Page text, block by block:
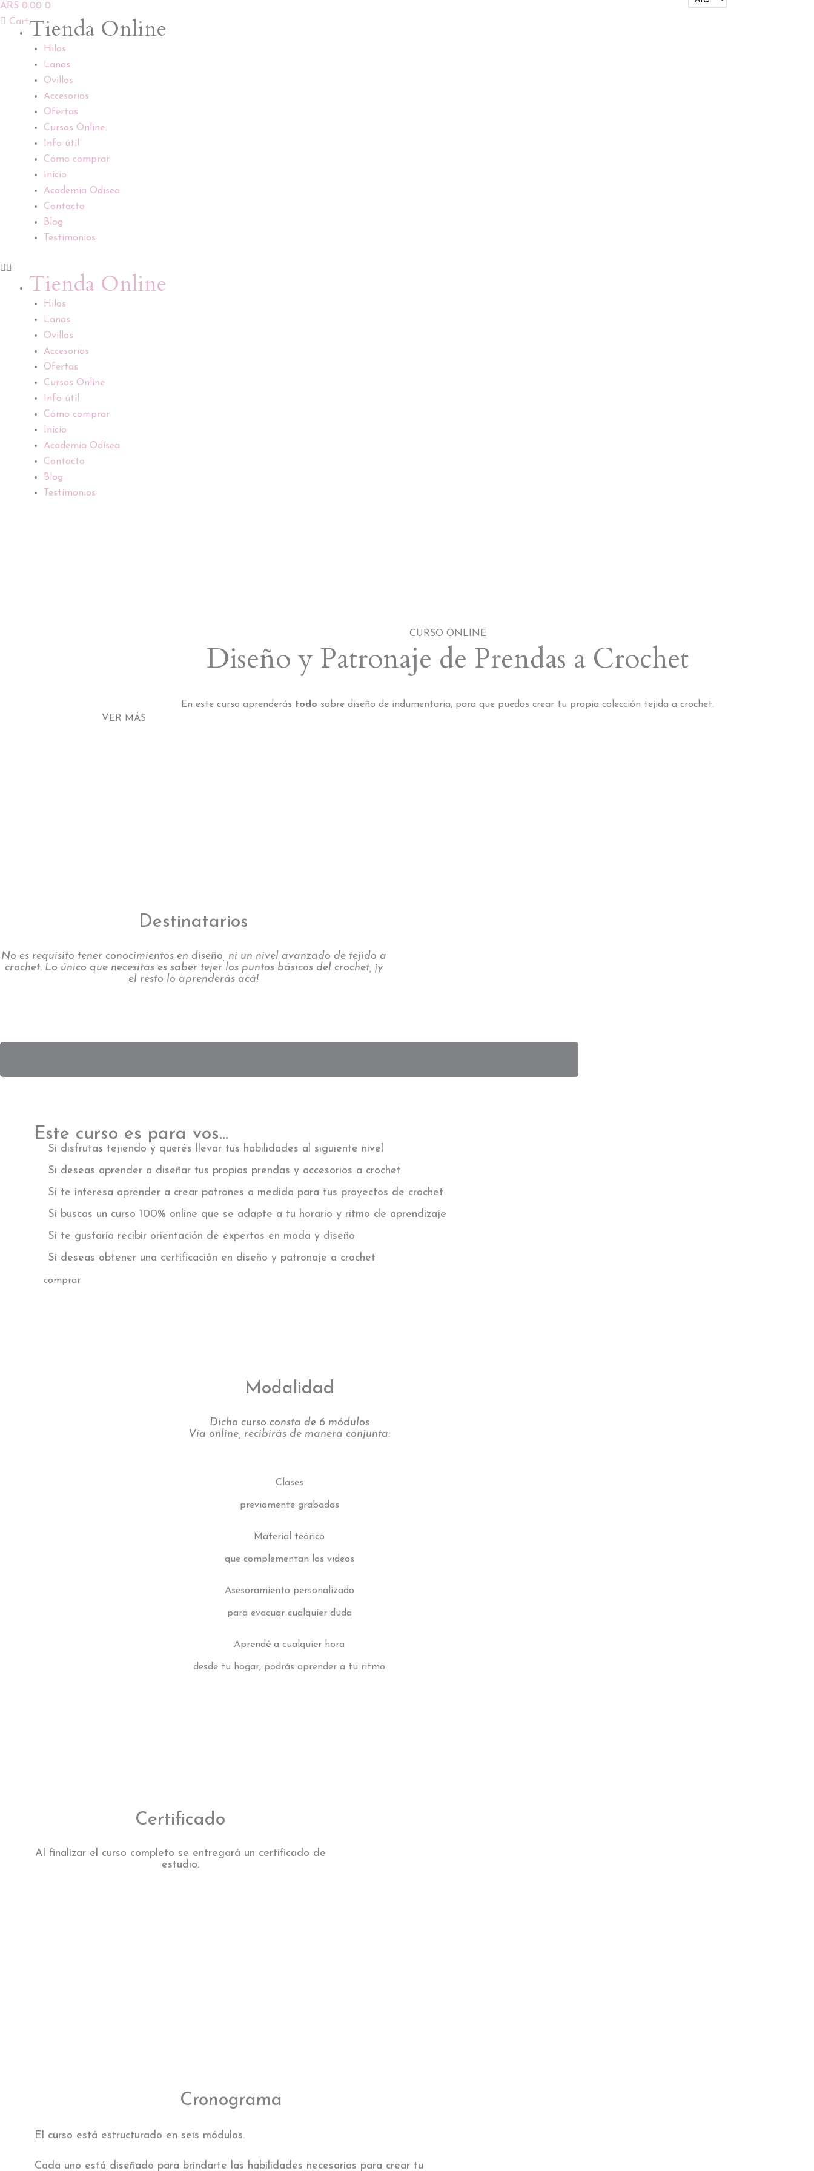
Ir
al
contenido
ARS 0.00 0
CartTienda Online
Hilos
Lanas
Ovillos
Accesorios
Ofertas
Cursos Online
Info útil
Cómo comprar
Inicio
Academia Odisea
Contacto
Blog
Testimonios
Tienda Online
Hilos
Lanas
Ovillos
Accesorios
Ofertas
Cursos Online
Info útil
Cómo comprar
Inicio
Academia Odisea
Contacto
Blog
Testimonios
CURSO ONLINE
Diseño y Patronaje de Prendas a Crochet
En este curso aprenderás todo sobre diseño de indumentaria, para que puedas crear tu propia colección tejida a crochet.
VER MÁS
Destinatarios
No es requisito tener conocimientosen diseño, ni un nivel avanzado de tejido a
crochet. Lo único que necesitas es saber tejer los puntos básicos del crochet, ¡y
el resto lo aprenderás acá!
Este curso es para vos...
Si disfrutas tejiendo y querés llevar tus habilidades al siguiente nivel
Si deseas aprender a diseñar tus propias prendas y accesorios a crochet
Si te interesa aprender a crear patrones a medida para tus proyectos de crochet
Si buscas un curso 100% online que se adapte a tu horario y ritmo de aprendizaje
Si te gustaría recibir orientación de expertos en moda y diseño
Si deseas obtener una certificación en diseño y patronaje a crochet
comprar
Modalidad
Dicho curso consta de 6 módulos
Vía online, recibirás de manera conjunta:
Clases
previamente grabadas
Material teórico
que complementan los videos
Asesoramiento personalizado
para evacuar cualquier duda
Aprendé a cualquier hora
desde tu hogar, podrás aprender a tu ritmo
Certificado
Al finalizar el curso completo se entregará un certificado de
estudio.
Cronograma
El curso está estructurado en seis módulos.
Cada uno está diseñado para brindarte las habilidades necesarias para crear tu